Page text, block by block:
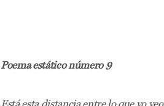
Poema estático número 9